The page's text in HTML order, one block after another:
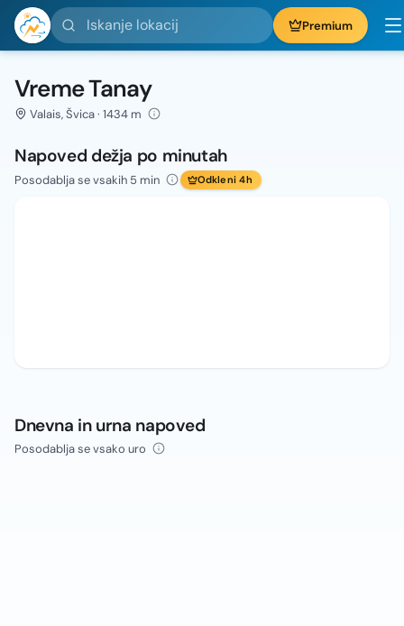
Iskanje lokacij Premium
Vreme Tanay
Valais, Švica · 1434 m
Napoved dežja po minutah
Posodablja se vsakih 5 min Odkleni 4h
Dnevna in urna napoved
Posodablja se vsako uro